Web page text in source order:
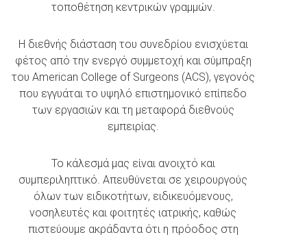
τοποθέτηση κεντρικών γραμμών.
Η διεθνής διάσταση του συνεδρίου ενισχύεται
φέτος από την ενεργό συμμετοχή και σύμπραξη
του American College of Surgeons (ACS), γεγονός
που εγγυάται το υψηλό επιστημονικό επίπεδο
των εργασιών και τη μεταφορά διεθνούς
εμπειρίας.
Το κάλεσμά μας είναι ανοιχτό και
συμπεριληπτικό. Απευθύνεται σε χειρουργούς
όλων των ειδικοτήτων, ειδικευόμενους,
νοσηλευτές και φοιτητές ιατρικής, καθώς
πιστεύουμε ακράδαντα ότι η πρόοδος στη